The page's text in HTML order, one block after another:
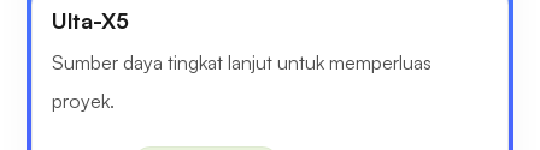
Ulta-X5
Sumber daya tingkat lanjut untuk memperluas
proyek.